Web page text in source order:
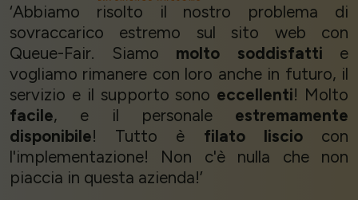
‘Abbiamo risolto il nostro problema di
sovraccarico estremo sul sito web con
Queue-Fair. Siamo molto soddisfatti e
vogliamo rimanere con loro anche in futuro, il
servizio e il supporto sono eccellenti! Molto
facile, e il personale estremamente
disponibile! Tutto è filato lisciocon
l'implementazione! Non c'è nulla che non
piaccia in questa azienda!’